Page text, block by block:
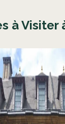
à Visiter